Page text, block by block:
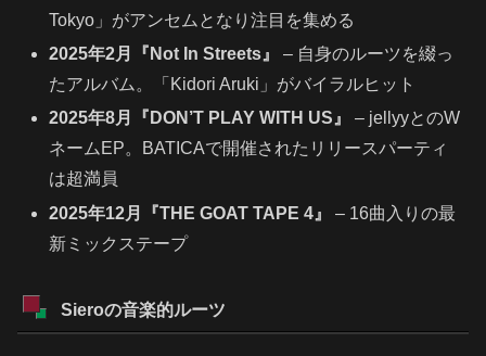
Tokyo」がアンセムとなり注目を集める
2025年2月『Not In Streets』
– 自身のルーツを綴っ
たアルバム。「Kidori Aruki」がバイラルヒット
2025年8月『DON’T PLAY WITH US』
– jellyyとのW
ネームEP。BATICAで開催されたリリースパーティ
は超満員
2025年12月『THE GOAT TAPE 4』
– 16曲入りの最
新ミックステープ
Sieroの音楽的ルーツ